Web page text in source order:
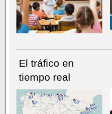
El tráfico en
tiempo real